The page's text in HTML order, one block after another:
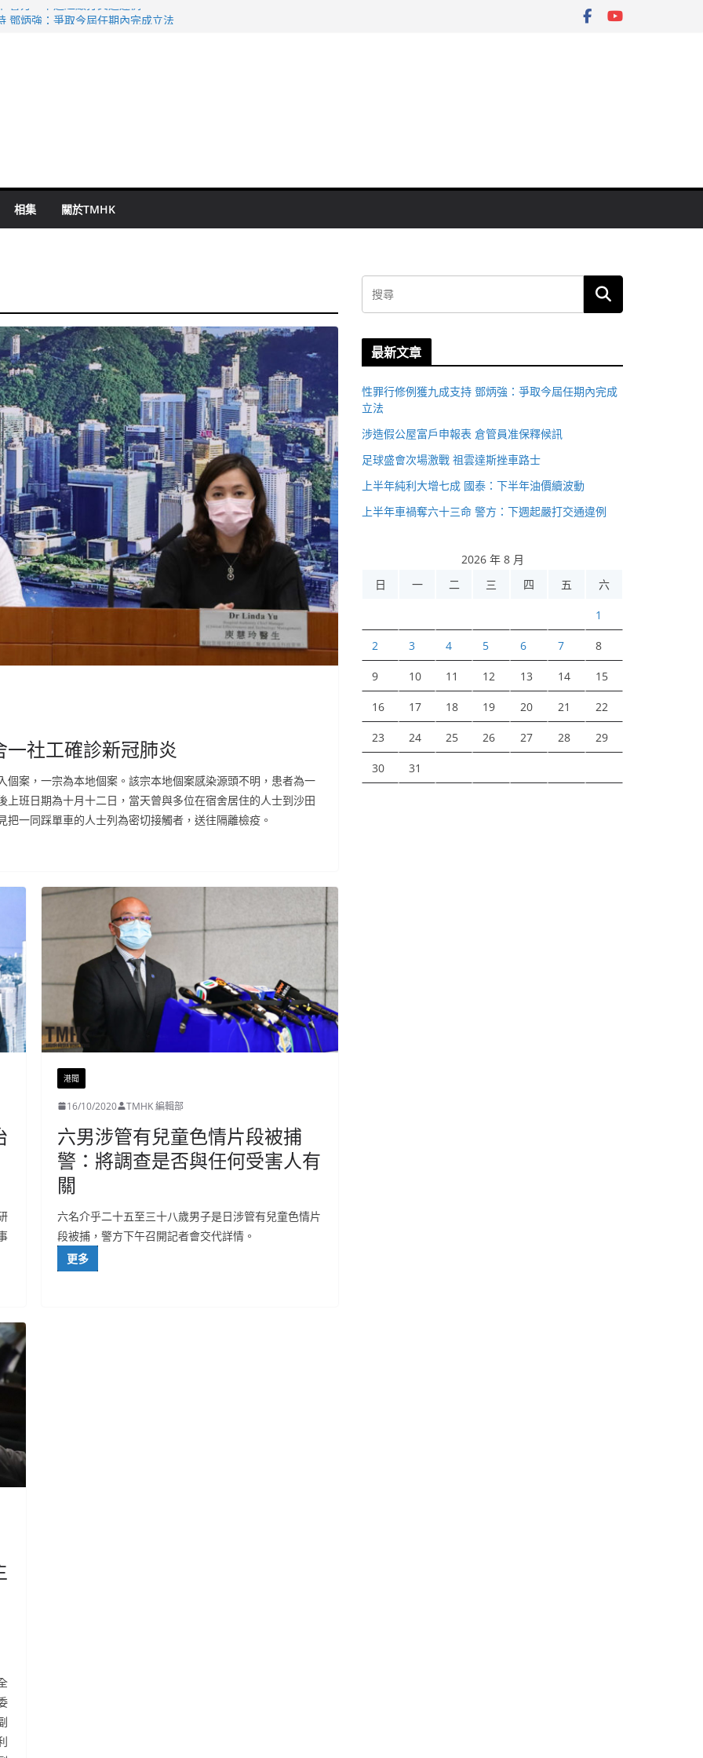
警方：下週起嚴打交通違例
相集 關於TMHK
社工確診新冠肺炎
案，一宗為本地個案。該宗本地個案感染源頭不明，患者為一
班日期為十月十二日，當天曾與多位在宿舍居住的人士到沙田
一同踩單車的人士列為密切接觸者，送往隔離檢疫。
港聞
16/10/2020 TMHK 編輯部
六男涉管有兒童色情片段被捕
警：將調查是否與任何受害人有
關
六名介乎二十五至三十八歲男子是日涉管有兒童色情片
段被捕，警方下午召開記者會交代詳情。
更多
最新文章
性罪行修例獲九成支持 鄧炳強：爭取今屆任期內完成
立法
涉造假公屋富戶申報表 倉管員准保釋候訊
足球盛會次場激戰 祖雲達斯挫車路士
上半年純利大增七成 國泰：下半年油價續波動
上半年車禍奪六十三命 警方：下週起嚴打交通違例
2026 年 8 月
日
一 二 三 四 五 六
1
2 3 4 5 6 7 8
9 10 11 12 13 14 15
16 17 18 19 20 21 22
23 24 25 26 27 28 29
30 31